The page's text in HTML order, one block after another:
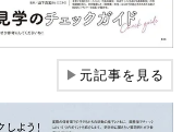
▶元記事を見る